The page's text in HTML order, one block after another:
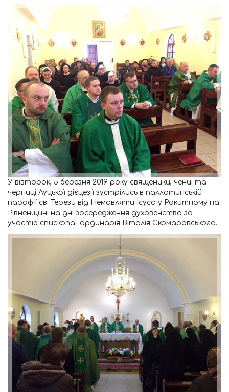
У вівторок, 5 березня 2019 року священики, ченці та
черниці Луцької дієцезії зустрілись в паллотинській
парафії св. Терези від Немовляти Ісуса у Рокитному на
Рівненщині на дні зосередження духовенства за
участю єпископа- ординарія Віталія Скомаровського.